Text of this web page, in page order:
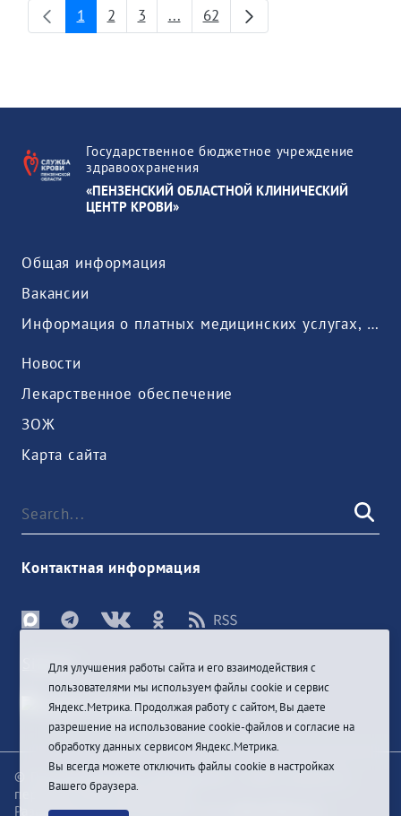
Page
1 Page
2 Page
3 ...Intermediate Pages
Page
62
Государственное бюджетное учреждение
здравоохранения
«ПЕНЗЕНСКИЙ ОБЛАСТНОЙ КЛИНИЧЕСКИЙ
ЦЕНТР КРОВИ»
Общая информация
Вакансии
Информация о платных медицинских услугах, предоставляемых медицинской организацией
Новости
Лекарственное обеспечение
ЗОЖ
Карта сайта
Контактная информация
Sign In
© При цитировании информации с сайта ссылка на
первоисточник обязательна
Разработка и техподдержка сайта
Для улучшения работы сайта и его взаимодействия с
пользователями мы используем файлы cookie и сервис
Яндекс.Метрика. Продолжая работу с сайтом, Вы даете
разрешение на использование cookie-файлов и согласие на
обработку данных сервисом Яндекс.Метрика.
Вы всегда можете отключить файлы cookie в настройках
Вашего браузера.